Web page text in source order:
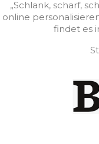
„Schlank, scharf,
online
findet es